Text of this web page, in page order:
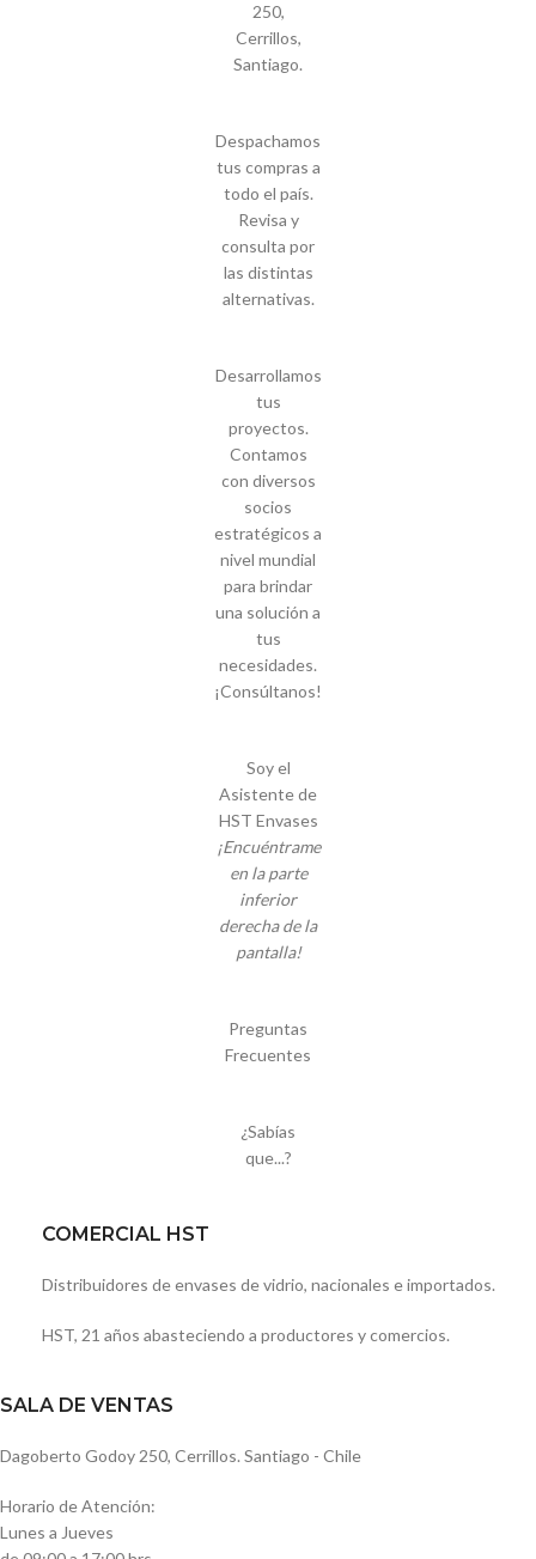
250,
Cerrillos,
Santiago.
Despachamos
tus compras a
todo el país.
Revisa y
consulta por
las distintas
alternativas.
Desarrollamos
tus
proyectos.
Contamos
con diversos
socios
estratégicos a
nivel mundial
para brindar
una solución a
tus
necesidades.
¡Consúltanos!
Soy el
Asistente de
HST Envases
¡Encuéntrame
en la parte
inferior
derecha de la
pantalla!
Preguntas
Frecuentes
¿Sabías
que...?
COMERCIAL HST
Distribuidores de envases de vidrio, nacionales e importados.
HST, 21 años abasteciendo a productores y comercios.
SALA DE VENTAS
Dagoberto Godoy 250, Cerrillos. Santiago - Chile
Horario de Atención:
Lunes a Jueves